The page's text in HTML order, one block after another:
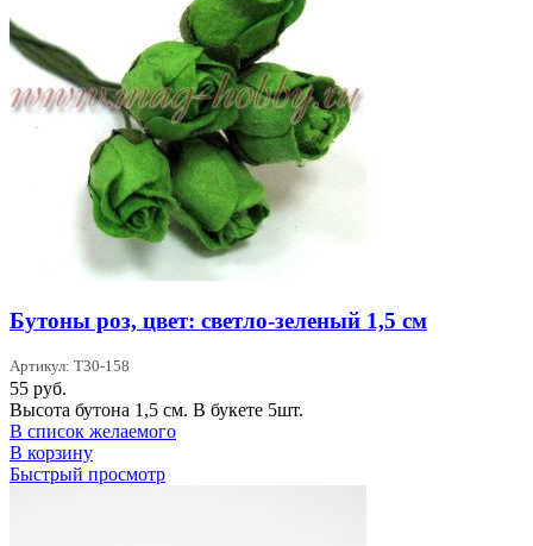
Бутоны роз, цвет: светло-зеленый 1,5 см
Артикул: T30-158
55 руб.
Высота бутона 1,5 см. В букете 5шт.
В список желаемого
В корзину
Быстрый просмотр